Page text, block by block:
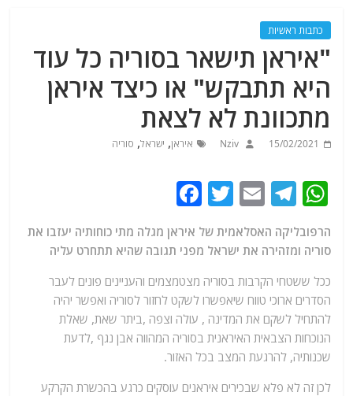
כתבות ראשיות
"איראן תישאר בסוריה כל עוד
היא תתבקש" או כיצד איראן
מתכוונת לא לצאת
15/02/2021
Nziv איראן, ישראל, סוריה
W
h
at
s
A
p
p
T
e
g
ra
m
E
ai
l
T
w
itt
er
c
e
b
o
o
k
הרפובליקה האסלאמית של איראן מגלה מתי כוחותיה יעזבו את
סוריה ומזהירה את ישראל מפני תגובה שהיא תתחרט עליה
ככל ששטחי הקרבות בסוריה מצטמצמים והעניינים פונים לעבר
הסדרים ארוכי טווח שיאפשרו לשקט לחזור לסוריה ואפשר יהיה
להתחיל לשקם את המדינה , עולה וצפה ,ביתר שאת, שאלת
הנוכחות הצבאית האיראנית בסוריה המהווה אבן נגף ,לדעת
שכנותיה, להרגעת המצב בכל האזור.
לכן זה לא פלא שבכירים איראנים עוסקים כרגע בהכשרת הקרקע